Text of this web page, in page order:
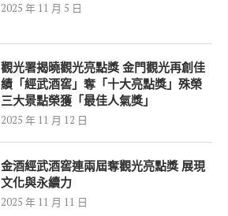
2025 年 11 月 5 日
觀光署揭曉觀光亮點獎 金門觀光再創佳
績「經武酒窖」奪「十大亮點獎」殊榮
三大景點榮獲「最佳人氣獎」
2025 年 11 月 12 日
金酒經武酒窖連兩屆奪觀光亮點獎 展現
文化與永續力
2025 年 11 月 11 日